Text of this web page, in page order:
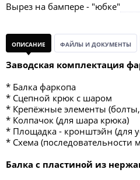
Вырез на бампере - "юбке"
ОПИСАНИЕ ФАЙЛЫ И ДОКУМЕНТЫ
Заводская комплектация
* Балка фаркопа
* Сцепной крюк с шаром
* Крепёжные элементы
* Колпачок (для шара крюка)
* Площадка - кронштэйн (для
* Схема
Балка с пластиной из